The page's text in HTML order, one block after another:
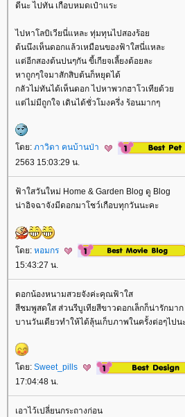
ดีนะ ไปทัน เกือบหมดเป๋าแระ
ไปหาโลบิเวียนี่แหละ ทุ่มทุนไปสองร้อ
ต้นนึงเห็นดอกแล้วเหมือนของฟ้าใสนี่แหละ
ต่อีกสองต้นปนๆกัน ขี้เกียจเลี้ยงต้อยละ
หาถูกๆใจมาสักสิบต้นก็หยุดได้
กลัวไม่ทันได้เห็นดอก ไปหาพวกฮาโวเทียด้ว
ต่ไม่มีถูกใจ เดินได้ชั่วโมงครึ่ง ร้อนมากๆ
ดย: ภาวิดา คนบ้านป่า
2563 15:03:29 น.
ฟ้าใสวันใหม่ Home & Garden Blog ดู Blog
น่าอิจฉาจังมีดอกมาโชว์เกือบทุกวันนะคะ
ดย: หอมกร
15:43:27 น.
ดอกน้องหนามสวยจังค่ะคุณฟ้าใส
สีชมพูสดใส ส่วนรีบูเทียสีขาวดอกเล็กก็น่ารักมาก
บานวันเดียวทำให้ได้ลุ้นเก็บภาพในครั้งต่อๆไปน
ดย: Sweet_pills
17:04:48 น.
เอาไว้เปลี่ยนกระถางก่อน